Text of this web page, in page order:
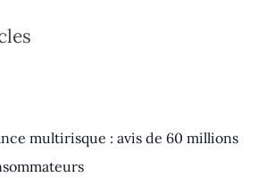
multirisque : avis de 60 millions